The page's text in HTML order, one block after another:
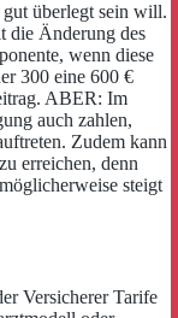
überlegt sein will.
die Änderung des
wenn diese
300 eine 600 €
ABER: Im
auch zahlen,
Zudem kann
erreichen, denn
steigt
Versicherer Tarife